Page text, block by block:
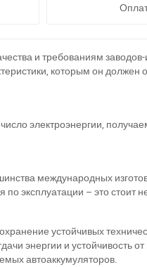
и требованиям
которым он
электроэнергии,
международных
эксплуатации – это стоит
устойчивых
энергии и устойчивость
автоаккумуляторов.
звоните в Viber / Telegram